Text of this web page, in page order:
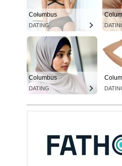
Columbus
DATING
Columbus
DATING